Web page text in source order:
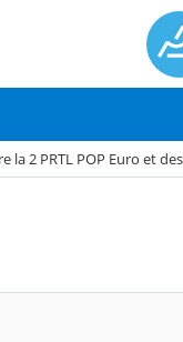
la 2 PRTL POP Euro et